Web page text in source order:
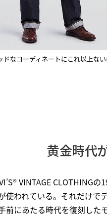
なコーディネートにこれ以上ない
黄金時代
VINTAGE CLOTHING
使われている。それだけで
前にあたる時代を復刻した